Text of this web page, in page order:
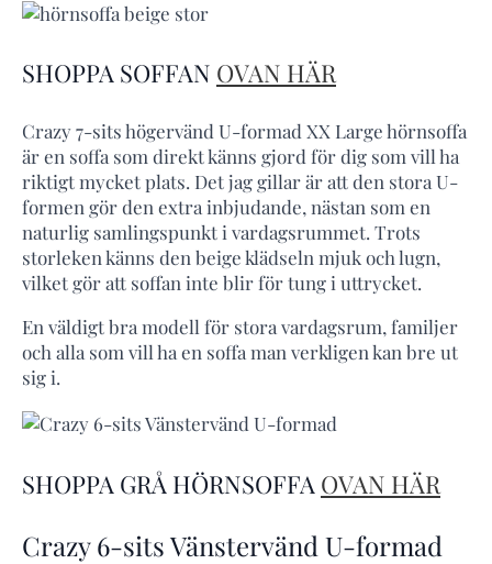
SHOPPA SOFFAN OVAN HÄR
Crazy 7-sits högervänd U-formad XX Large hörnsoffa
är en soffa som direkt känns gjord för dig som vill ha
riktigt mycket plats. Det jag gillar är att den stora U-
formen gör den extra inbjudande, nästan som en
naturlig samlingspunkt i vardagsrummet. Trots
storleken känns den beige klädseln mjuk och lugn,
vilket gör att soffan inte blir för tung i uttrycket.
En väldigt bra modell för stora vardagsrum, familjer
och alla som vill ha en soffa man verkligen kan bre ut
sig i.
SHOPPA GRÅ HÖRNSOFFA OVAN HÄR
Crazy 6-sits Vänstervänd U-formad